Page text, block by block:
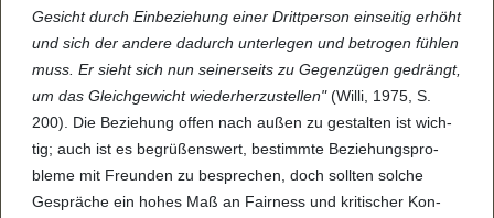
Gesicht durch Ein­be­zie­hung einer Dritt­per­son ein­sei­tig erhöht
und sich der andere dadurch unter­le­gen und betro­gen füh­len
muss. Er sieht sich nun sei­ner­seits zu Gegen­zü­gen gedrängt,
um das Gleich­ge­wicht wie­der­her­zu­stel­len"(Willi, 1975, S.
200). Die Bezie­hung offen nach außen zu gestal­ten ist wich­
tig; auch ist es begrü­ßens­wert, bestimmte Bezie­hungs­pro­
bleme mit Freun­den zu bespre­chen, doch soll­ten sol­che
Gesprä­che ein hohes Maß an Fair­ness und kri­ti­scher Kon­